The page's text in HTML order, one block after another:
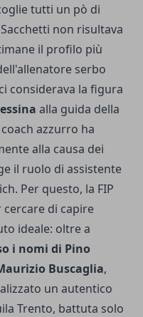
tutti un pò di
non risultava
il profilo più
serbo
considerava la figura
alla guida della
azzurro ha
alla causa dei
il ruolo di assistente
Per questo, la FIP
di capire
ideale: oltre a
i nomi di Pino
Buscaglia,
un autentico
Trento, battuta solo